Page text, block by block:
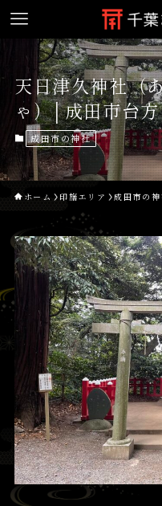
天日津久神社（
ゃ）│成田市台方
成田市の神社
ホーム 印旛エリア 成田市の神